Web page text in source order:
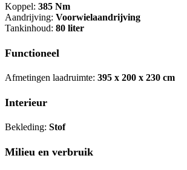
Koppel: 385 Nm
Aandrijving: Voorwielaandrijving
Tankinhoud: 80 liter
Functioneel
Afmetingen laadruimte: 395 x 200 x 230 cm
Interieur
Bekleding: Stof
Milieu en verbruik